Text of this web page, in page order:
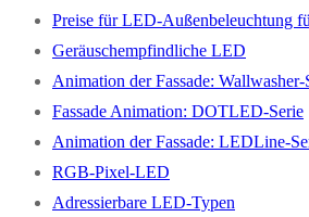
Preise für LED-Außenbeleuchtung
Geräuschempfindliche LED
Animation der Fassade: Wallwasher-
Fassade Animation: DOTLED-Serie
Animation der Fassade: LEDLine-
RGB-Pixel-LED
Adressierbare LED-Typen